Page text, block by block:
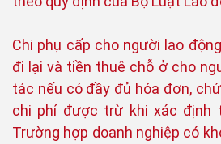
Chi phụ cấp cho người lao
đi lại và tiền thuê chỗ ở cho
tác nếu có đầy đủ hóa đơn,
chi phí được trừ khi xác định
Trường hợp doanh nghiệp có